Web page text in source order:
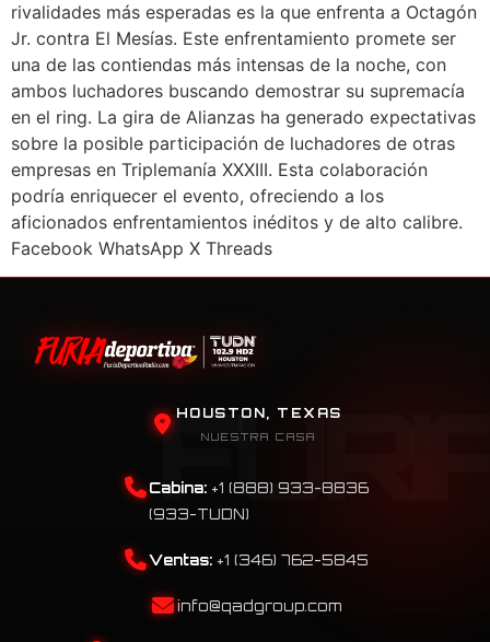
rivalidades más esperadas es la que enfrenta a Octagón
Jr. contra El Mesías. Este enfrentamiento promete ser
una de las contiendas más intensas de la noche, con
ambos luchadores buscando demostrar su supremacía
en el ring. La gira de Alianzas ha generado expectativas
sobre la posible participación de luchadores de otras
empresas en Triplemanía XXXIII. Esta colaboración
podría enriquecer el evento, ofreciendo a los
aficionados enfrentamientos inéditos y de alto calibre.
Facebook WhatsApp X Threads
HOUSTON, TEXAS
NUESTRA CASA
Cabina: +1 (888) 933-8836
(933-TUDN)
Ventas: +1 (346) 762-5845
info@qadgroup.com